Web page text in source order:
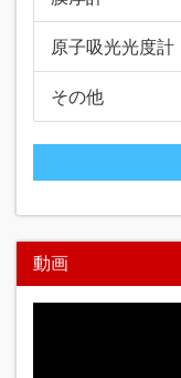
原子吸光光度計
その他
動画